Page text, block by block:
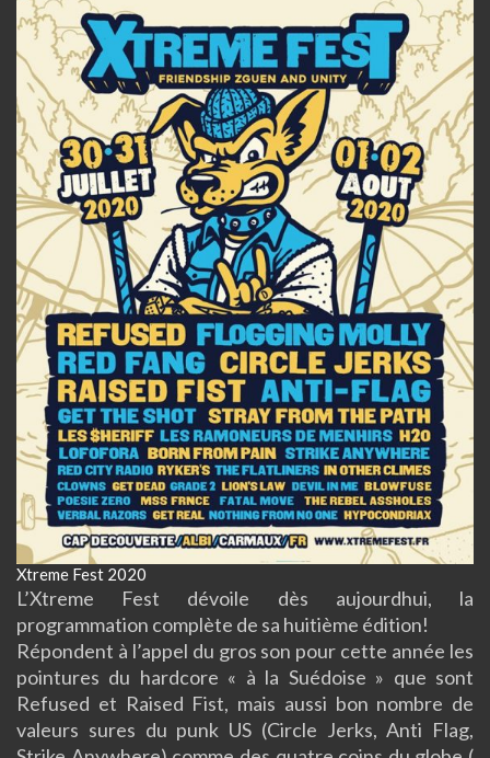
Xtreme Fest 2020
L’Xtreme Fest dévoile dès aujourdhui, la
programmation complète de sa huitième édition!
Répondent à l’appel du gros son pour cette année les
pointures du hardcore « à la Suédoise » que sont
Refused et Raised Fist, mais aussi bon nombre de
valeurs sures du punk US (Circle Jerks, Anti Flag,